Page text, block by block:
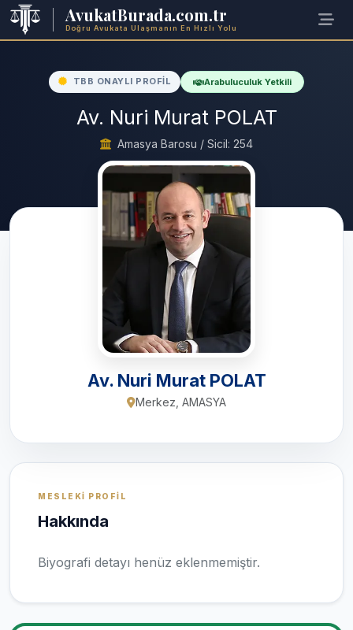
AvukatBurada.com.tr
Doğru Avukata Ulaşmanın En Hızlı Yolu
TBB ONAYLI PROFIL Arabuluculuk Yetkili
Av. Nuri Murat POLAT
Amasya Barosu / Sicil: 254
Av. Nuri Murat POLAT
Merkez, AMASYA
MESLEKI PROFIL
Hakkında
Biyografi detayı henüz eklenmemiştir.